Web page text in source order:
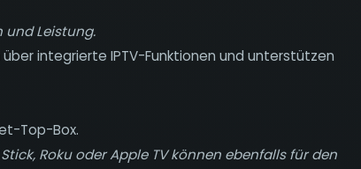
und Leistung.
integrierte IPTV-Funktionen und unterstützen
Top-Box.
Roku oder Apple TV können ebenfalls für den